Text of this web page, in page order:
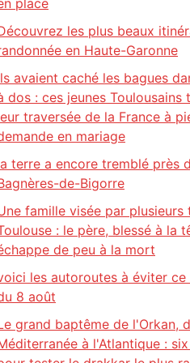
place
les plus beaux
en Haute-Garonne
avaient caché les bagues
dos : ces jeunes Toulousains
traversée de la France à
en mariage
terre a encore tremblé près
de-Bigorre
famille visée par plusieurs
: le père, blessé à la
de peu à la mort
les autoroutes à éviter ce
8 août
grand baptême de l'Orkan,
à l'Atlantique :